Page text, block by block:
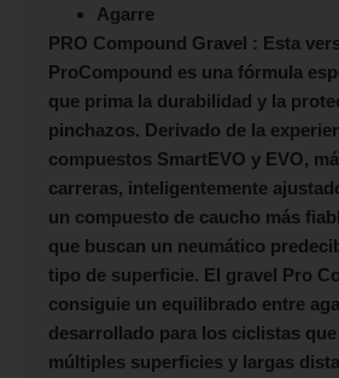
Agarre
PRO Compound Gravel : Esta
ProCompound es una fórmula
que prima la durabilidad y la
pinchazos. Derivado de la
compuestos SmartEVO y EVO,
carreras, inteligentemente
un compuesto de caucho más
que buscan un neumático
tipo de superficie. El gravel Pro
consiguie un equilibrado entre
desarrollado para los ciclistas
múltiples superficies y largas